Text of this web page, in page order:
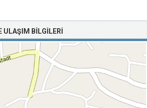
ULAŞIM BILGILERI